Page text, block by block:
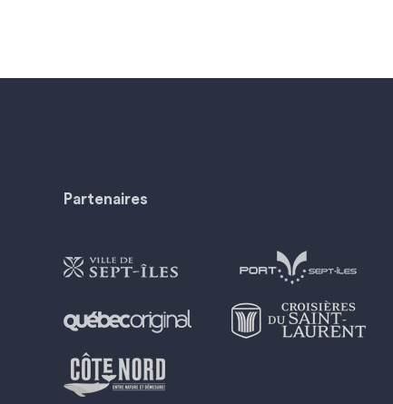
Partenaires